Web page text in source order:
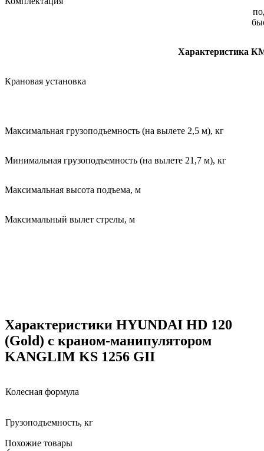
Характеристика
Крановая установка
Максимальная грузоподъемность (на вылете 2,5 м), кг
Минимальная грузоподъемность (на вылете 21,7 м), кг
Максимальная высота подъема, м
Максимальный вылет стрелы, м
Характеристики HYUNDAI HD 120
(Gold) c краном-манипулятором
KANGLIM KS 1256 GII
Колесная формула
Грузоподъемность, кг
Похожие товары